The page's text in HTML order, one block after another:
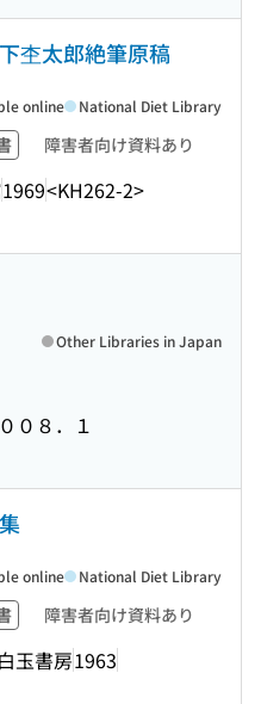
杢太郎絶筆原稿
障害者向け資料あり
1969<KH262-2>
online National Diet Library
０８．１
Other Libraries in Japan
障害者向け資料あり
白玉書房1963
online National Diet Library